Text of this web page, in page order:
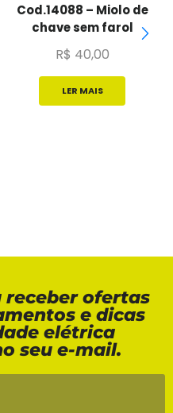
Cod.14088 – Miolo de
chave sem farol
R$ 40,00
LER MAIS
receber ofertas
e dicas
elétrica
seu e-mail.